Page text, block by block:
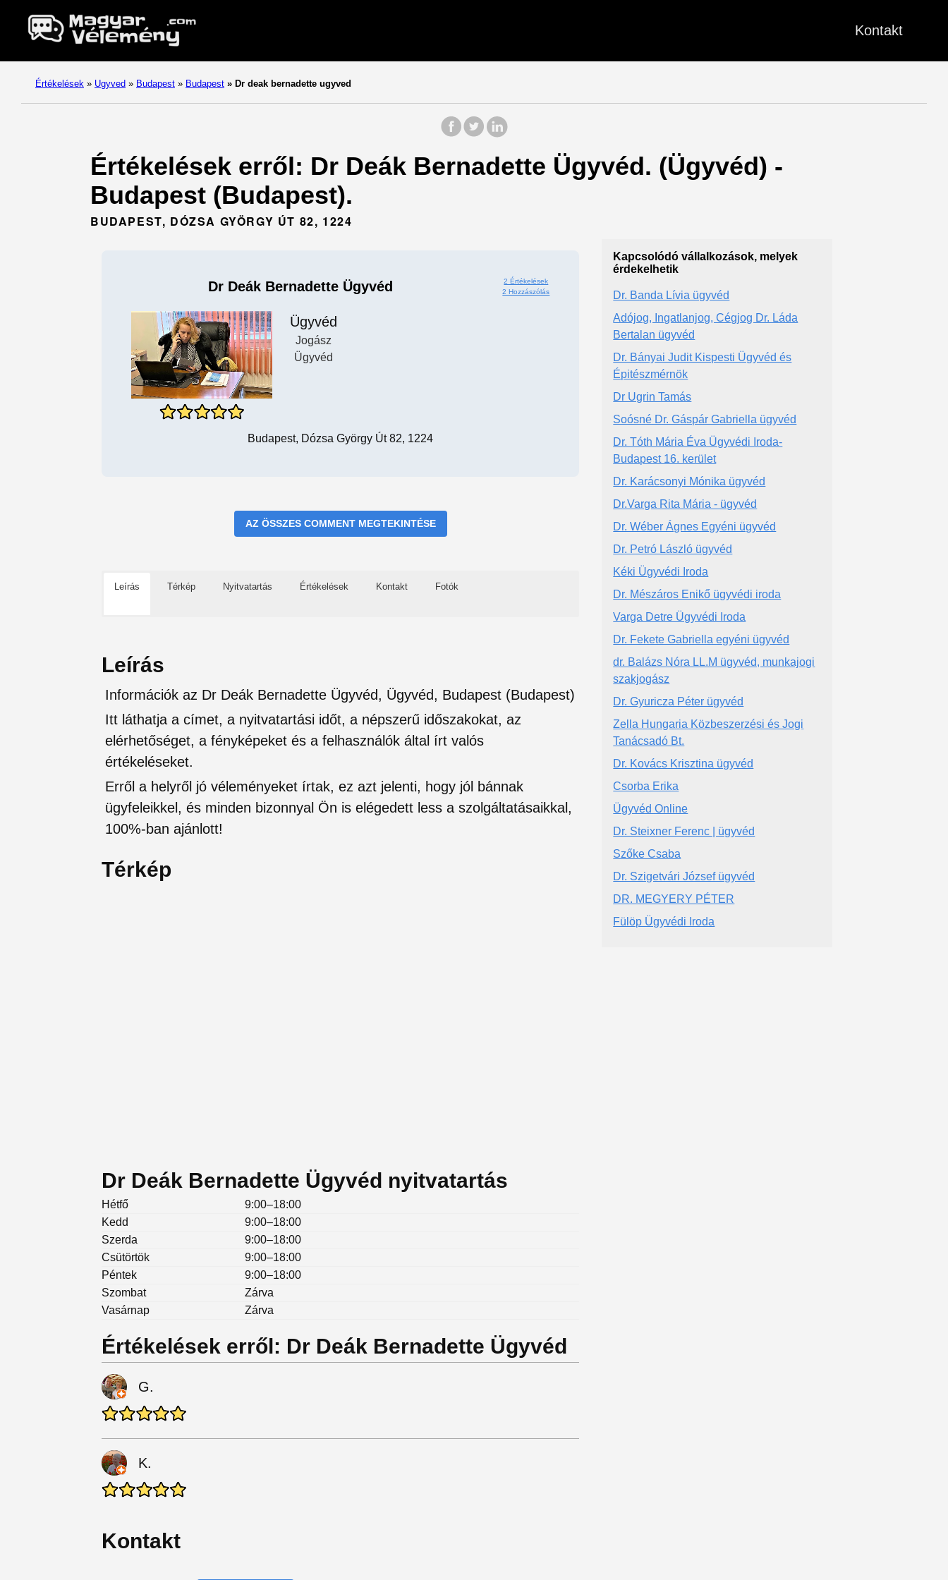
Kontakt
Értékelések » Ugyved » Budapest » Budapest » Dr deak bernadette ugyved
Értékelések erről: Dr Deák Bernadette Ügyvéd. (Ügyvéd) -
Budapest (Budapest).
BUDAPEST, DÓZSA GYÖRGY ÚT 82, 1224
Dr Deák Bernadette Ügyvéd
2 Értékelések
2 Hozzászólás
Ügyvéd
Jogász
Ügyvéd
Budapest, Dózsa György Út 82, 1224
AZ ÖSSZES COMMENT MEGTEKINTÉSE
Leírás Térkép Nyitvatartás Értékelések Kontakt Fotók
Leírás
Információk az Dr Deák Bernadette Ügyvéd, Ügyvéd, Budapest (Budapest)
Itt láthatja a címet, a nyitvatartási időt, a népszerű időszakokat, az
elérhetőséget, a fényképeket és a felhasználók által írt valós
értékeléseket.
Erről a helyről jó véleményeket írtak, ez azt jelenti, hogy jól bánnak
ügyfeleikkel, és minden bizonnyal Ön is elégedett less a szolgáltatásaikkal,
100%-ban ajánlott!
Térkép
Dr Deák Bernadette Ügyvéd nyitvatartás
Hétfő
9:00–18:00
Kedd
9:00–18:00
Szerda
9:00–18:00
Csütörtök
9:00–18:00
Péntek
9:00–18:00
Szombat
Zárva
Vasárnap
Zárva
Értékelések erről: Dr Deák Bernadette Ügyvéd
G.
K.
Kontakt
Kapcsolódó vállalkozások, melyek
érdekelhetik
Dr. Banda Lívia ügyvéd
Adójog, Ingatlanjog, Cégjog Dr. Láda
Bertalan ügyvéd
Dr. Bányai Judit Kispesti Ügyvéd és
Épitészmérnök
Dr Ugrin Tamás
Soósné Dr. Gáspár Gabriella ügyvéd
Dr. Tóth Mária Éva Ügyvédi Iroda-
Budapest 16. kerület
Dr. Karácsonyi Mónika ügyvéd
Dr.Varga Rita Mária - ügyvéd
Dr. Wéber Ágnes Egyéni ügyvéd
Dr. Petró László ügyvéd
Kéki Ügyvédi Iroda
Dr. Mészáros Enikő ügyvédi iroda
Varga Detre Ügyvédi Iroda
Dr. Fekete Gabriella egyéni ügyvéd
dr. Balázs Nóra LL.M ügyvéd, munkajogi
szakjogász
Dr. Gyuricza Péter ügyvéd
Zella Hungaria Közbeszerzési és Jogi
Tanácsadó Bt.
Dr. Kovács Krisztina ügyvéd
Csorba Erika
Ügyvéd Online
Dr. Steixner Ferenc | ügyvéd
Szőke Csaba
Dr. Szigetvári József ügyvéd
DR. MEGYERY PÉTER
Fülöp Ügyvédi Iroda